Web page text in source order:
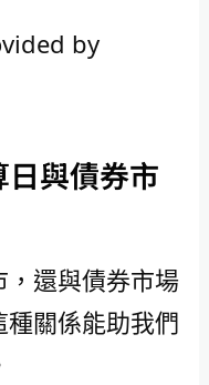
by
與債券市
還與債券市場
關係能助我們